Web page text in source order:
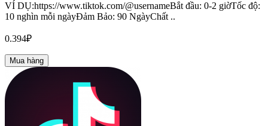
VÍ DỤ:https://www.tiktok.com/@usernameBắt đầu: 0-2 giờTốc độ:
10 nghìn mỗi ngàyĐảm Bảo: 90 NgàyChất ..
0.394₽
Mua hàng